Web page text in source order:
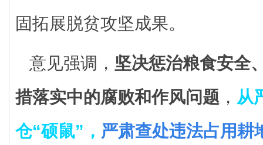
固拓展脱贫攻坚成果。
意见强调， 坚决惩治粮食安全
措落实中的腐败和作风问题 ， 从
仓“硕鼠”， 严肃查处违法占用耕